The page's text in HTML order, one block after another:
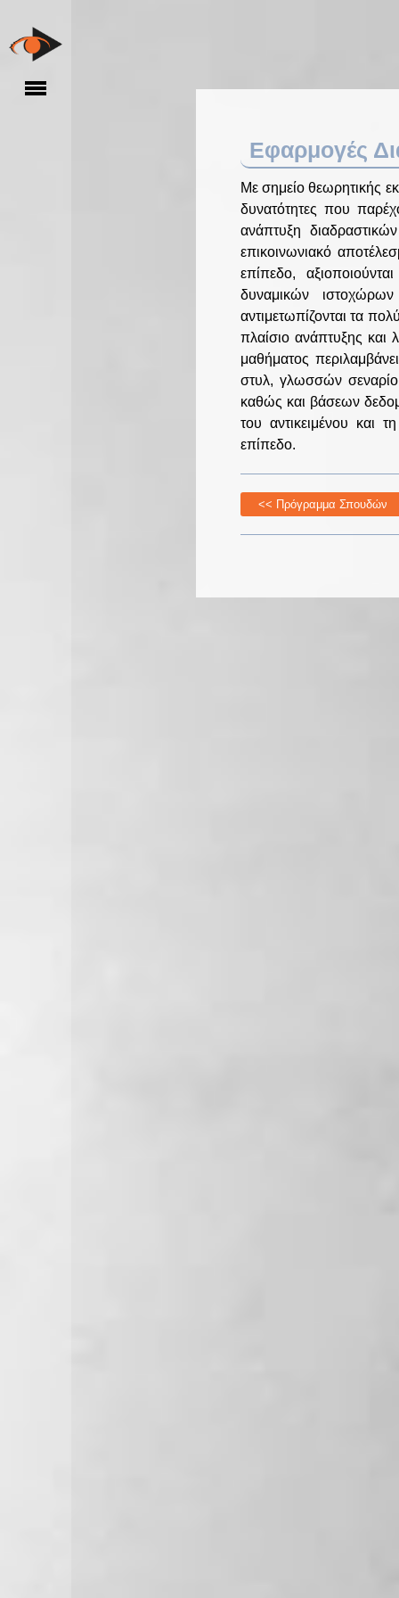
Εφαρμογές
Με σημείο θεωρητικής
δυνατότητες που
ανάπτυξη
επικοινωνιακό
επίπεδο,
δυναμικών
αντιμετωπίζονται τα
πλαίσιο ανάπτυξης και
μαθήματος
στυλ, γλωσσών
καθώς και βάσεων
του αντικειμένου και
επίπεδο.
<< Πρόγραμμα Σπουδών